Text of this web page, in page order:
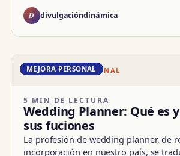
D divulgacióndinámica
DD · MEJORA PERSONAL
MEJORA PERSONAL
5 MIN DE LECTURA
Wedding Planner: Qué es
sus fuciones
La profesión de wedding planner, de
incorporación en nuestro país, se